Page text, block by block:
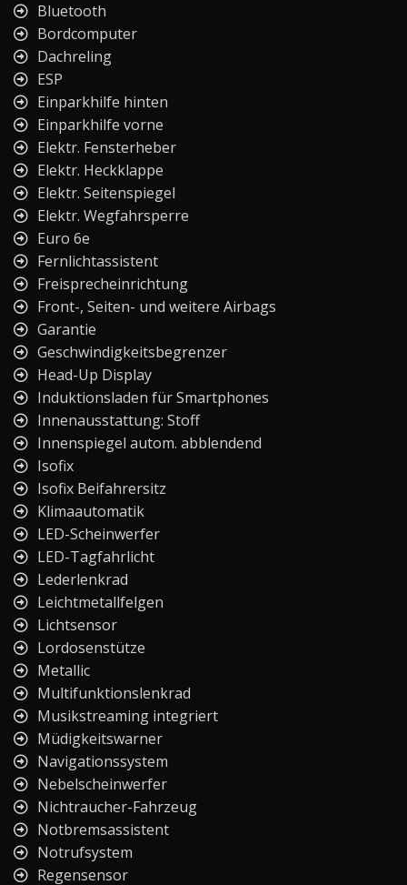
Bluetooth
Bordcomputer
Dachreling
ESP
Einparkhilfe hinten
Einparkhilfe vorne
Elektr. Fensterheber
Elektr. Heckklappe
Elektr. Seitenspiegel
Elektr. Wegfahrsperre
Euro 6e
Fernlichtassistent
Freisprecheinrichtung
Front-, Seiten- und weitere Airbags
Garantie
Geschwindigkeitsbegrenzer
Head-Up Display
Induktionsladen für Smartphones
Innenausstattung: Stoff
Innenspiegel autom. abblendend
Isofix
Isofix Beifahrersitz
Klimaautomatik
LED-Scheinwerfer
LED-Tagfahrlicht
Lederlenkrad
Leichtmetallfelgen
Lichtsensor
Lordosenstütze
Metallic
Multifunktionslenkrad
Musikstreaming integriert
Müdigkeitswarner
Navigationssystem
Nebelscheinwerfer
Nichtraucher-Fahrzeug
Notbremsassistent
Notrufsystem
Regensensor